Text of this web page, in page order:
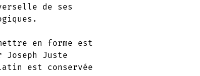
de ses
en forme est
Juste
est conservée